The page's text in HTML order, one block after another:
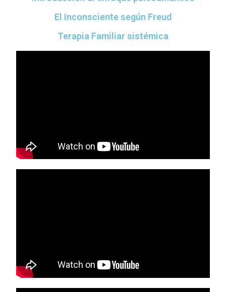
El Inconsciente según Freud
Terapia Familiar sistémica